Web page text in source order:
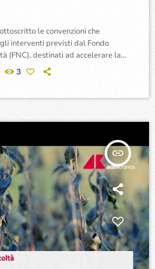
le convenzioni che
interventi previsti dal Fondo
(FNC), destinati ad accelerare la
sul territorio nazionale. Questo
477 mila civici distribuiti sull’intero
al raggiungimento degli
3
insert_link